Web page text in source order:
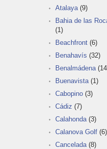
Atalaya (9)
Bahia de las
(1)
Beachfront (6)
Benahavís (32)
Benalmádena
Buenavista (1)
Cabopino (3)
Cádiz (7)
Calahonda (3)
Calanova Golf (6)
Cancelada (8)